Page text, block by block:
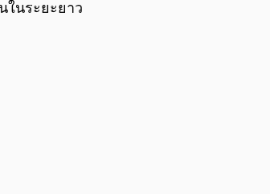
ในระยะยาว